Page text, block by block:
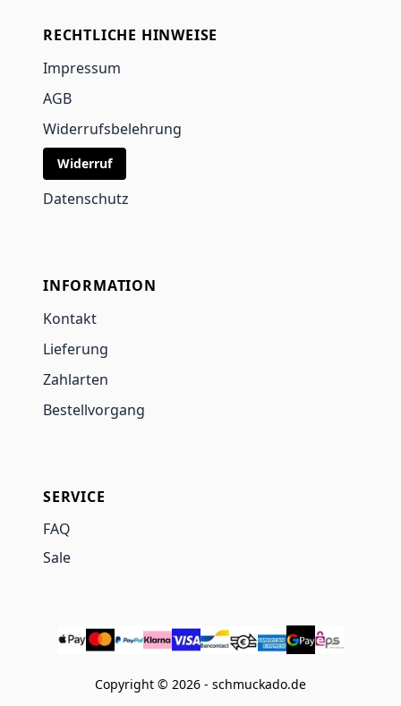
RECHTLICHE HINWEISE
Impressum
AGB
Widerrufsbelehrung
Widerruf
Datenschutz
INFORMATION
Kontakt
Lieferung
Zahlarten
Bestellvorgang
SERVICE
FAQ
Sale
Copyright © 2026 - schmuckado.de